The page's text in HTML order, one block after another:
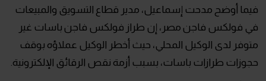
فيما أوضح مدحت إسماعيل، مدير قطاع التسويق والمبيعات
في فولكس فاجن مصر، إن طراز فولكس فاجن باسات غير
متوفر لدى الوكيل المحلي، حيث أخطر الوكيل عملاؤه بوقف
حجوزات طرازات باسات، بسبب أزمة نقص الرقائق الإلكترونية.